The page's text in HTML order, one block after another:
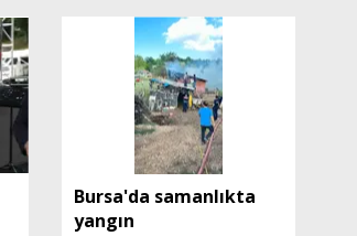
Bursa'da samanlıkta
yangın